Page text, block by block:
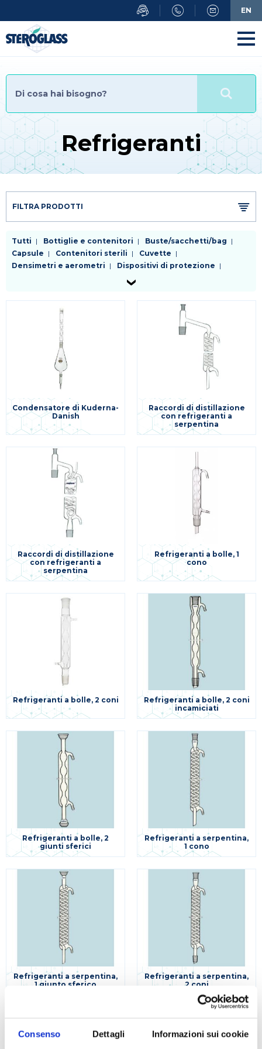
Consenso Dettagli Informazioni sui cookie
al
contenuto
principale
Refrigeranti
FILTRA PRODOTTI
Tutti Bottiglie e contenitori
Buste/sacchetti/bag
Capsule
Contenitori sterili
Cuvette
Densimetri e aerometri
Dispositivi di protezione
Filtri da laboratorio
Piastre
Pinzetteria e morsetteria
Pipette
Puntali
Refrigeranti
Spatole
Tappi
Vetreria da laboratorio
Condensatore di Kuderna-
Danish
Raccordi di distillazione
con refrigeranti a
serpentina
Raccordi di distillazione
con refrigeranti a
serpentina
Refrigeranti a bolle, 1
cono
Refrigeranti a bolle, 2 coni
Refrigeranti a bolle, 2 coni
incamiciati
Refrigeranti a bolle, 2
giunti sferici
Refrigeranti a serpentina,
1 cono
Refrigeranti a serpentina,
1 giunto sferico
Refrigeranti a serpentina,
2 coni
EN